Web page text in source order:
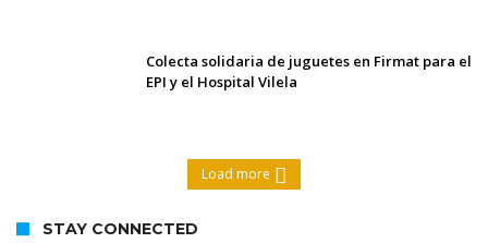
Colecta solidaria de juguetes en Firmat para el
EPI y el Hospital Vilela
Load more
STAY CONNECTED